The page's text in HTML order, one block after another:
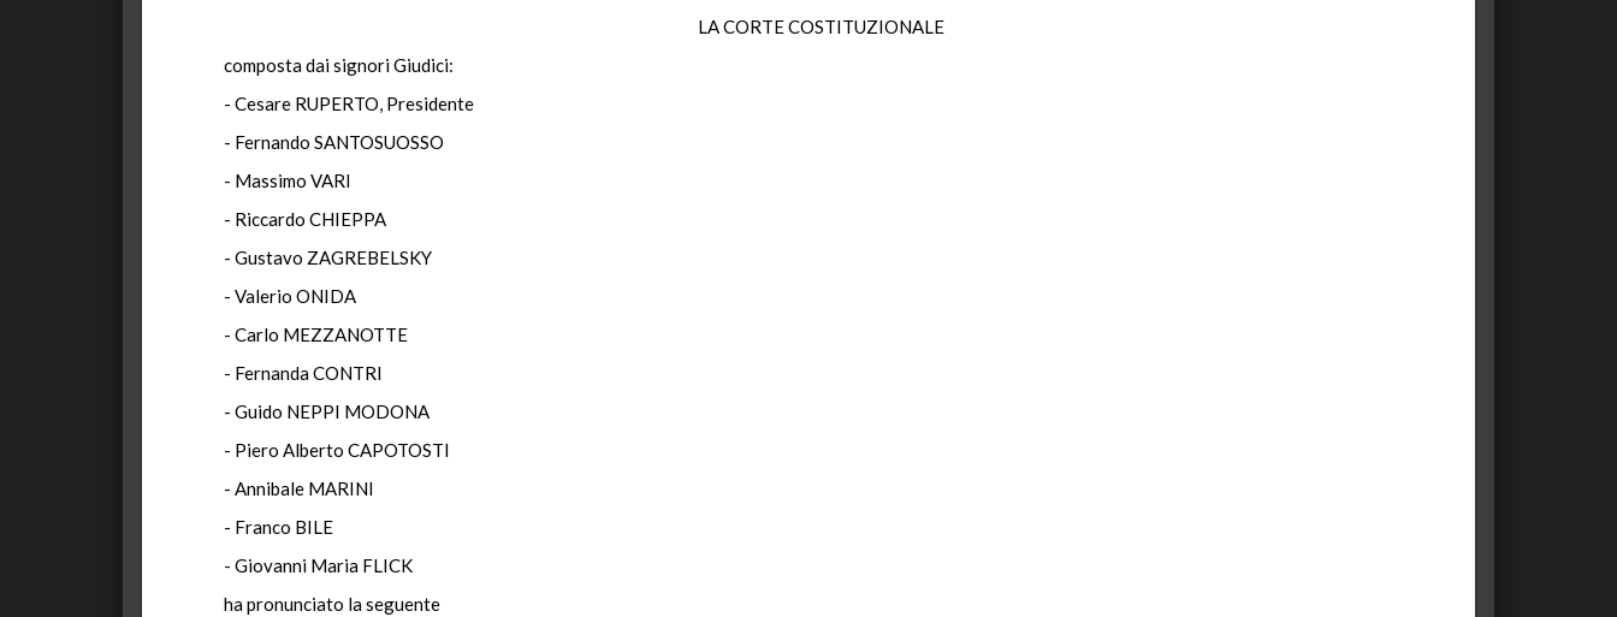
LA CORTE COSTITUZIONALE
composta dai signori Giudici:
- Cesare RUPERTO, Presidente
- Fernando SANTOSUOSSO
- Massimo VARI
- Riccardo CHIEPPA
- Gustavo ZAGREBELSKY
- Valerio ONIDA
- Carlo MEZZANOTTE
- Fernanda CONTRI
- Guido NEPPI MODONA
- Piero Alberto CAPOTOSTI
- Annibale MARINI
- Franco BILE
- Giovanni Maria FLICK
ha pronunciato la seguente